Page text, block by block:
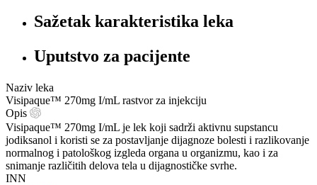
Sažetak karakteristika leka
Uputstvo za pacijente
Naziv leka
Visipaque™ 270mg I/mL rastvor za injekciju
Opis
Visipaque™ 270mg I/mL je lek koji sadrži aktivnu supstancu
jodiksanol i koristi se za postavljanje dijagnoze bolesti i razlikovanje
normalnog i patološkog izgleda organa u organizmu, kao i za
snimanje različitih delova tela u dijagnostičke svrhe.
INN